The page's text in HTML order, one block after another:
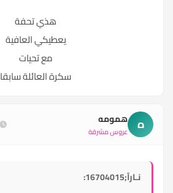
هذي تحفة
يعطيكي العافية
مع تحيات
سكرة العائلة سابقا
ه همومه
عروس مشرقة
نـارآ;16704015: